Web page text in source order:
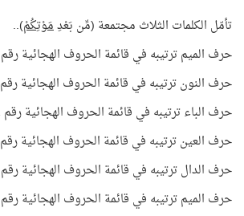
تأمّل الكلمات الثلاث مجتمعة (مِّن بَعْدِمَوْتِكُمْ)..
حرف الميم ترتيبه في قائمة الحروف الهجائية رقم 24
حرف النون ترتيبه في قائمة الحروف الهجائية رقم 25
حرف الباء ترتيبه في قائمة الحروف الهجائية رقم 2
حرف العين ترتيبه في قائمة الحروف الهجائية رقم 18
حرف الدال ترتيبه في قائمة الحروف الهجائية رقم 8
حرف الميم ترتيبه في قائمة الحروف الهجائية رقم 24